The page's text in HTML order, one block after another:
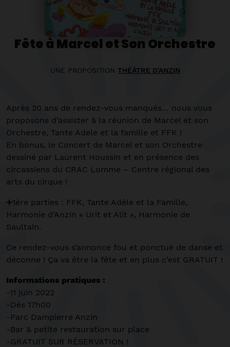
Fête à Marcel et Son Orchestre
UNE PROPOSITION THÉÂTRE D'ANZIN
Après 20 ans de rendez-vous manqués… nous vous
proposons d’assister à la réunion de Marcel et son
Orchestre, Tante Adele et la famille et FFK !
En bonus, le Concert de Marcel et son Orchestre
dessiné par Laurent Houssin et en présence des
circassiens du CRAC Lomme – Centre régional des
arts du cirque !
➕1ère parties : FFK, Tante Adèle et la Famille,
Harmonie d’Anzin « Urit et Alit », Harmonie de
Saultain.
Ce rendez-vous s’annonce fou et ponctué de danse et
déconne ! Ça va être la fête et en plus c’est GRATUIT !
Informations pratiques :
-11 juin 2022
-Dès 17h00
-Parc Dampierre Anzin
-Bar & petite restauration sur place
-GRATUIT SUR RÉSERVATION !